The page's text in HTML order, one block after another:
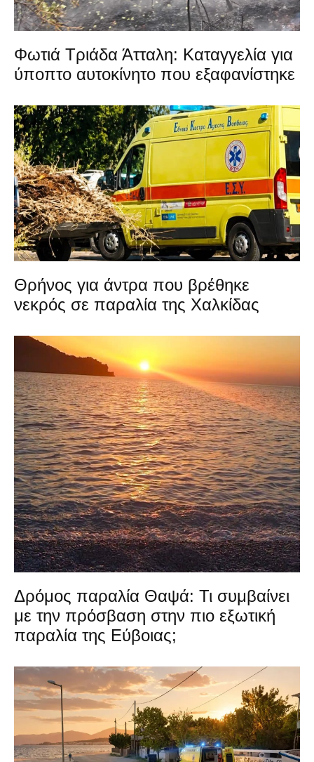
Φωτιά Τριάδα Άτταλη: Καταγγελία για
ύποπτο αυτοκίνητο που εξαφανίστηκε
Θρήνος για άντρα που βρέθηκε
νεκρός σε παραλία της Χαλκίδας
Δρόμος παραλία Θαψά: Τι συμβαίνει
με την πρόσβαση στην πιο εξωτική
παραλία της Εύβοιας;